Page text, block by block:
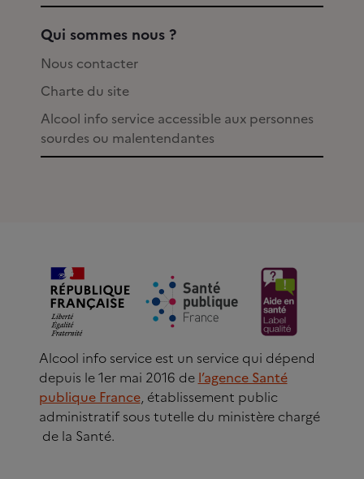
Qui sommes nous ?
Nous contacter
Charte du site
Alcool info service accessible aux personnes
sourdes ou malentendantes
Alcool info service est un service qui dépend
depuis le 1er mai 2016 de l’agence Santé
publique France, établissement public
administratif sous tutelle du ministère chargé
de la Santé.